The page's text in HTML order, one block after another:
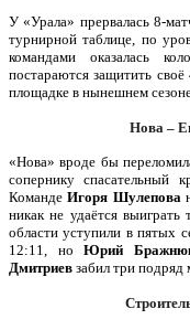
У «Урала» прервалась 8-
турнирной таблице, по
командами оказалась
постараются защитить
площадке в нынешнем
Нова –
«Нова» вроде бы
сопернику
КомандеИгоря Шулепова
никак не удаётся выиграть
области уступили в пятых
12:11, ноЮрий
Дмитриев забил три подряд